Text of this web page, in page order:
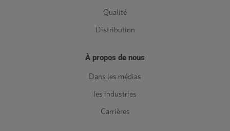
Qualité
Distribution
À propos de nous
Dans les médias
les industries
Carrières